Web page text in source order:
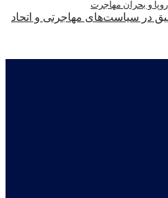
در سیاست‌های مهاجرتی و اتحاد